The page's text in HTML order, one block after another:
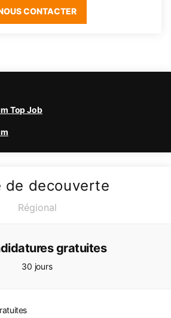
CONTACTER
Top Job
de decouverte
Régional
gratuites
30 jours